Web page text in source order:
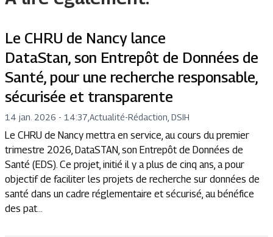
Le CHRU de Nancy lance
DataStan, son Entrepôt de Données de
Santé, pour une recherche responsable,
sécurisée et transparente
14 jan. 2026 - 14:37 Actualité-Rédaction, DSIH
Le CHRU de Nancy mettra en service, au cours du premier
trimestre 2026, DataSTAN, son Entrepôt de Données de
Santé (EDS). Ce projet, initié il y a plus de cinq ans, a pour
objectif de faciliter les projets de recherche sur données de
santé dans un cadre réglementaire et sécurisé, au bénéfice
des pat...